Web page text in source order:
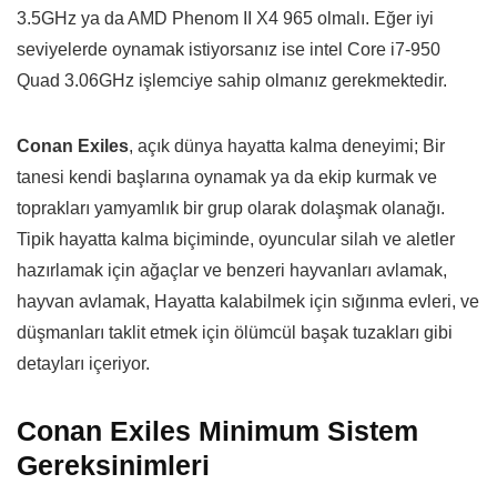
3.5GHz ya da AMD Phenom II X4 965 olmalı. Eğer iyi
seviyelerde oynamak istiyorsanız ise intel Core i7-950
Quad 3.06GHz işlemciye sahip olmanız gerekmektedir.
Conan Exiles, açık dünya hayatta kalma deneyimi; Bir
tanesi kendi başlarına oynamak ya da ekip kurmak ve
toprakları yamyamlık bir grup olarak dolaşmak olanağı.
Tipik hayatta kalma biçiminde, oyuncular silah ve aletler
hazırlamak için ağaçlar ve benzeri hayvanları avlamak,
hayvan avlamak, Hayatta kalabilmek için sığınma evleri, ve
düşmanları taklit etmek için ölümcül başak tuzakları gibi
detayları içeriyor.
Conan Exiles Minimum Sistem
Gereksinimleri